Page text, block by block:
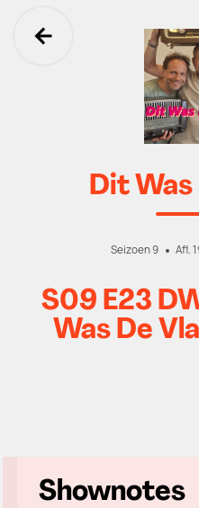
Ga terug
Dit Was
Seizoen 9 Afl.
S09 E23
Was De
Shownotes